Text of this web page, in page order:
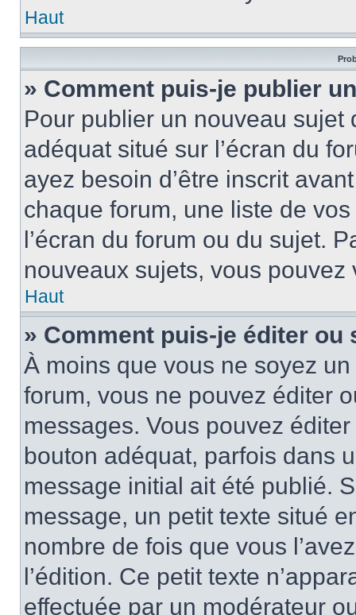
Haut
» Comment puis-je publier
Pour publier un nouveau
adéquat situé sur l’écran du
ayez besoin d’être inscrit
chaque forum, une liste de
l’écran du forum ou du sujet.
nouveaux sujets, vous
Haut
» Comment puis-je éditer
À moins que vous ne soyez
forum, vous ne pouvez éditer
messages. Vous pouvez
bouton adéquat, parfois dans
message initial ait été publié.
message, un petit texte situé
nombre de fois que vous
l’édition. Ce petit texte
effectuée par un modérateur